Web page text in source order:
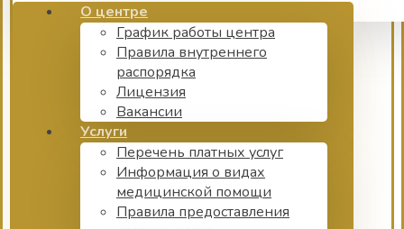
О центре
График работы центра
Правила внутреннего
распорядка
Лицензия
Вакансии
Услуги
Перечень платных услуг
Информация о видах
медицинской помощи
Правила предоставления